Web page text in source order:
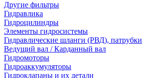
Другие фильтры
Гидравлика
Гидроцилиндры
Элементы гидросистемы
Гидравлические шланги (РВД), патрубки
Ведущий вал / Карданный вал
Гидромоторы
Гидроаккумуляторы
Гидроклапаны и их детали